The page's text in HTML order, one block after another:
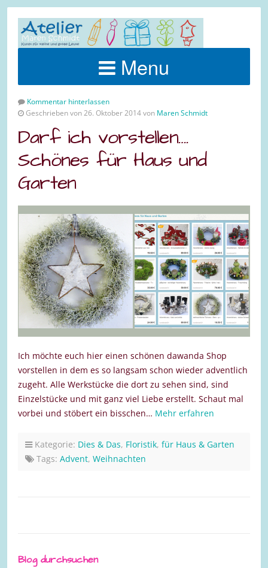
Menu
Kommentar hinterlassen
Geschrieben von 26. Oktober 2014 von Maren Schmidt
Darf ich vorstellen….
Schönes für Haus und
Garten
Ich möchte euch hier einen schönen dawanda Shop
vorstellen in dem es so langsam schon wieder adventlich
zugeht. Alle Werkstücke die dort zu sehen sind, sind
Einzelstücke und mit ganz viel Liebe erstellt. Schaut mal
vorbei und stöbert ein bisschen… Mehr erfahren
Kategorie: Dies & Das, Floristik, für Haus & Garten
Tags: Advent, Weihnachten
Blog durchsuchen